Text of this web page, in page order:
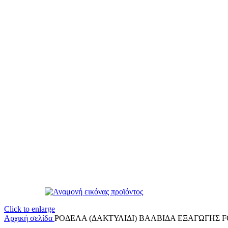
Click to enlarge
Αρχική σελίδα ΡΟΔΕΛΑ (ΔΑΚΤΥΛΙΔΙ) ΒΑΛΒΙΔΑ ΕΞΑΓΩΓΗΣ